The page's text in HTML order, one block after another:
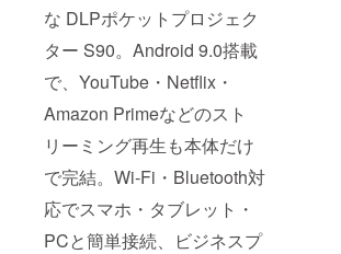
な DLPポケットプロジェク
ター S90。Android 9.0搭載
で、YouTube・Netflix・
Amazon Primeなどのスト
リーミング再生も本体だけ
で完結。Wi-Fi・Bluetooth対
応でスマホ・タブレット・
PCと簡単接続、ビジネスプ